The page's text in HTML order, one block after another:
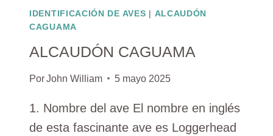
IDENTIFICACIÓN DE AVES | ALCAUDÓN
CAGUAMA
ALCAUDÓN CAGUAMA
PorJohn William 5 mayo 2025
1. Nombre del ave El nombre en inglés
de esta fascinante ave es Loggerhead